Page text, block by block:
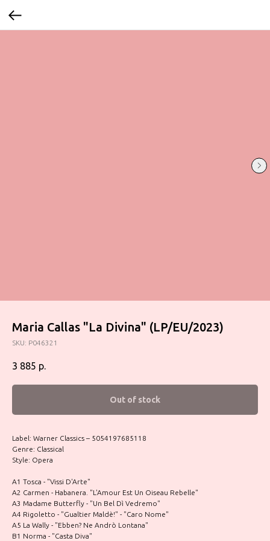
Maria Callas "La Divina" (LP/EU/2023)
SKU: P046321
3 885 р.
Out of stock
Label: Warner Classics – 5054197685118
Genre: Classical
Style: Opera
A1 Tosca - "Vissi D'Arte"
A2 Carmen - Habanera. "L'Amour Est Un Oiseau Rebelle"
A3 Madame Butterfly - "Un Bel Dì Vedremo"
A4 Rigoletto - "Gualtier Maldè!" - "Caro Nome"
A5 La Wally - "Ebben? Ne Andrò Lontana"
B1 Norma - "Casta Diva"